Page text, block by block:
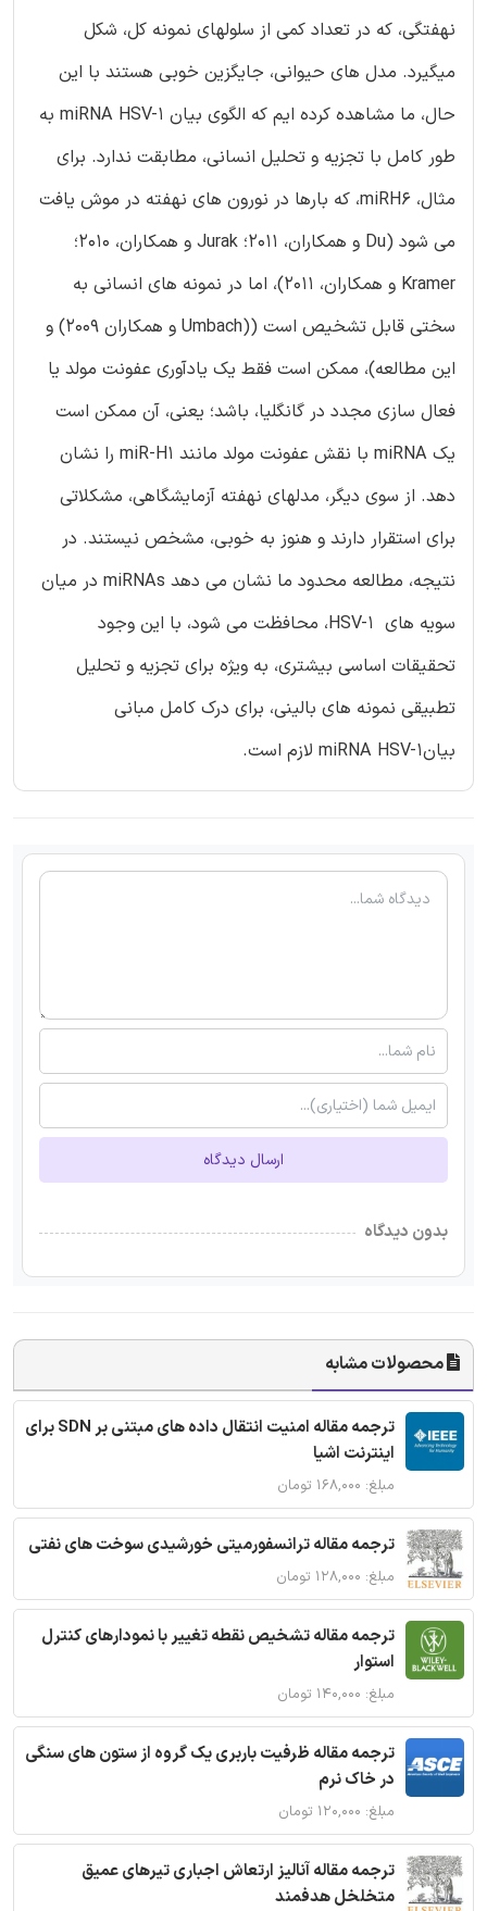
نهفتگی، که در تعداد کمی از سلولهای نمونه کل، شکل
میگیرد. مدل های حیوانی، جایگزین خوبی هستند با این
حال، ما مشاهده کرده ایم که الگوی بیان miRNA HSV-1 به
طور کامل با تجزیه و تحلیل انسانی، مطابقت ندارد. برای
مثال، miRH6، که بارها در نورون های نهفته در موش یافت
می شود (Du و همکاران، 2011؛ Jurak و همکاران، 2010؛
Kramer و همکاران، 2011)، اما در نمونه های انسانی به
سختی قابل تشخیص است ((Umbach و همکاران 2009) و
این مطالعه)، ممکن است فقط یک یادآوری عفونت مولد یا
فعال سازی مجدد در گانگلیا، باشد؛ یعنی، آن ممکن است
یک miRNA با نقش عفونت مولد مانند miR-H1 را نشان
دهد. از سوی دیگر، مدلهای نهفته آزمایشگاهی، مشکلاتی
برای استقرار دارند و هنوز به خوبی، مشخص نیستند. در
نتیجه، مطالعه محدود ما نشان می دهد miRNAs در میان
سویه های HSV-1، محافظت می شود، با این وجود
تحقیقات اساسی بیشتری، به ویژه برای تجزیه و تحلیل
تطبیقی نمونه های بالینی، برای درک کامل مبانی
بیانmiRNA HSV-1 لازم است.
ارسال دیدگاه
بدون دیدگاه
محصولات مشابه
ترجمه مقاله امنیت انتقال داده های مبتنی بر SDN برای
اینترنت اشیا
مبلغ: ۱۶۸,۰۰۰ تومان
ترجمه مقاله ترانسفورمیتی خورشیدی سوخت های نفتی
مبلغ: ۱۲۸,۰۰۰ تومان
ترجمه مقاله تشخیص نقطه تغییر با نمودارهای کنترل
استوار
مبلغ: ۱۴۰,۰۰۰ تومان
ترجمه مقاله ظرفیت باربری یک گروه از ستون های سنگی
در خاک نرم
مبلغ: ۱۲۰,۰۰۰ تومان
ترجمه مقاله آنالیز ارتعاش اجباری تیرهای عمیق
متخلخل هدفمند